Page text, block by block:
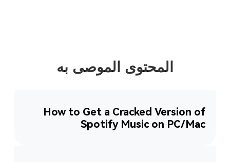
المحتوى الموصى به
How to Get a Cracked Version of
Spotify Music on PC/Mac